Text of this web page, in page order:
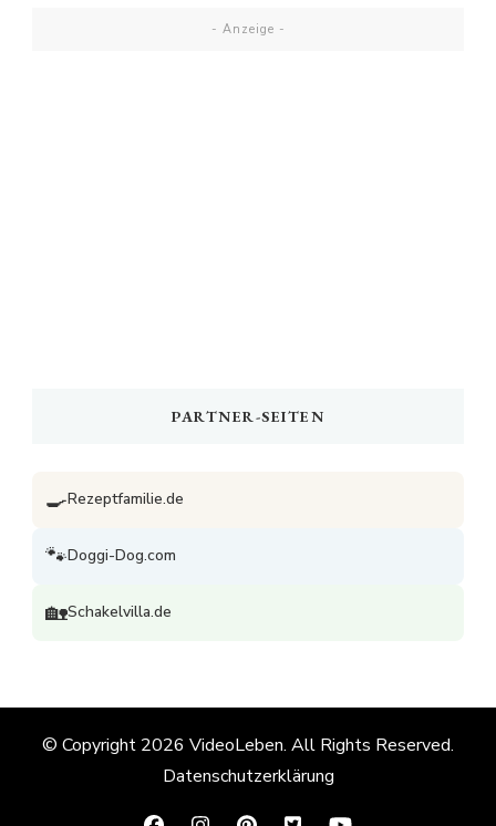
- Anzeige -
PARTNER-SEITEN
🍳Rezeptfamilie.de
🐾Doggi-Dog.com
🏡Schakelvilla.de
© Copyright 2026 VideoLeben. All Rights Reserved.
Datenschutzerklärung